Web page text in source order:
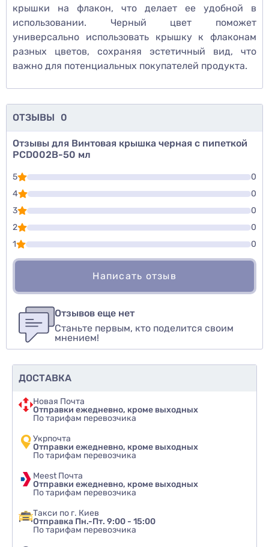
крышки на флакон, что делает ее удобной в
использовании. Черный цвет поможет
универсально использовать крышку к флаконам
разных цветов, сохраняя эстетичный вид, что
важно для потенциальных покупателей продукта.
ОТЗЫВЫ 0
Отзывы для Винтовая крышка черная с пипеткой
PCD002B-50 мл
5
0
4
0
3
0
2
0
1
0
Написать отзыв
авторизуйтесь иливойдите
Оценить товар
Отзывов еще нет
Станьте первым, кто поделится своим
мнением!
ДОСТАВКА
Новая Почта
Отправки ежедневно, кроме выходных
По тарифам перевозчика
Укрпочта
Отправки ежедневно, кроме выходных
По тарифам перевозчика
Meest Почта
Отправки ежедневно, кроме выходных
По тарифам перевозчика
Такси по г. Киев
Отправка Пн.-Пт. 9:00 - 15:00
По тарифам перевозчика